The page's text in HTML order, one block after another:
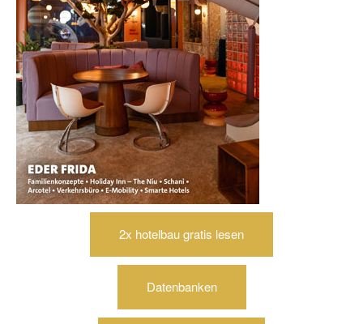
2x hotelbau gratis lesen
Datenbanken